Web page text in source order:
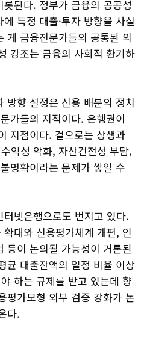
된다. 정부가 금융의 공공성
특정 대출·투자 방향을 사실
게 금융전문가들의 공통된 의
강조는 금융의 사회적 환기하
방향 설정은 신용 배분의 정치
가들의 지적이다. 은행권이
지점이다. 겉으로는 상생과
익성 악화, 자산건전성 부담,
명확이라는 문제가 쌓일 수
넷은행으로도 번지고 있다.
대와 신용평가체계 개편, 인
등이 논의될 가능성이 거론된
균 대출잔액의 일정 비율 이상
하는 규제를 받고 있는데 향
평가모형 외부 검증 강화가 논
다.